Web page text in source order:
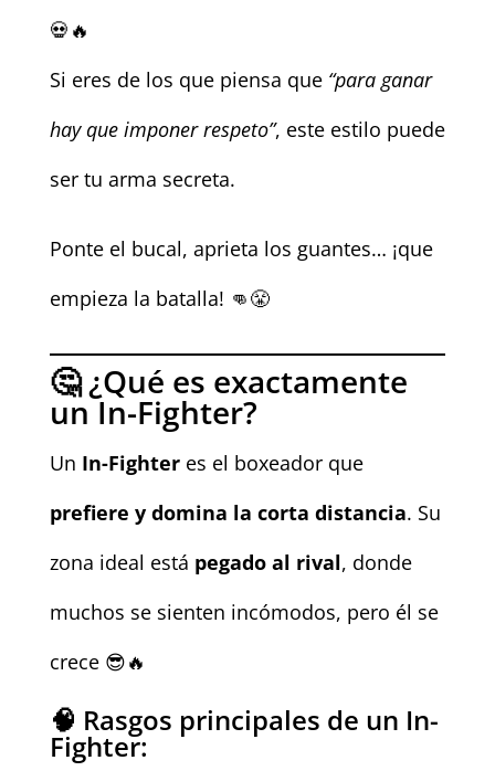
💀🔥
Si eres de los que piensa que “para ganar
hay que imponer respeto”, este estilo puede
ser tu arma secreta.
Ponte el bucal, aprieta los guantes… ¡que
empieza la batalla! 👊😤
🤔 ¿Qué es exactamente
un In-Fighter?
Un In-Fighteres el boxeador que
prefiere y domina la corta distancia. Su
zona ideal está pegado al rival, donde
muchos se sienten incómodos, pero él se
crece 😎🔥
🧠 Rasgos principales de un In-
Fighter: